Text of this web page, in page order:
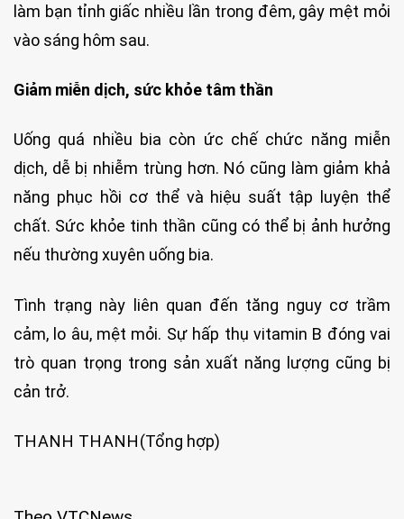
làm bạn tỉnh giấc nhiều lần trong đêm, gây mệt mỏi
vào sáng hôm sau.
Giảm miễn dịch, sức khỏe tâm thần
Uống quá nhiều bia còn ức chế chức năng miễn
dịch, dễ bị nhiễm trùng hơn. Nó cũng làm giảm khả
năng phục hồi cơ thể và hiệu suất tập luyện thể
chất. Sức khỏe tinh thần cũng có thể bị ảnh hưởng
nếu thường xuyên uống bia.
Tình trạng này liên quan đến tăng nguy cơ trầm
cảm, lo âu, mệt mỏi. Sự hấp thụ vitamin B đóng vai
trò quan trọng trong sản xuất năng lượng cũng bị
cản trở.
THANH THANH(Tổng hợp)